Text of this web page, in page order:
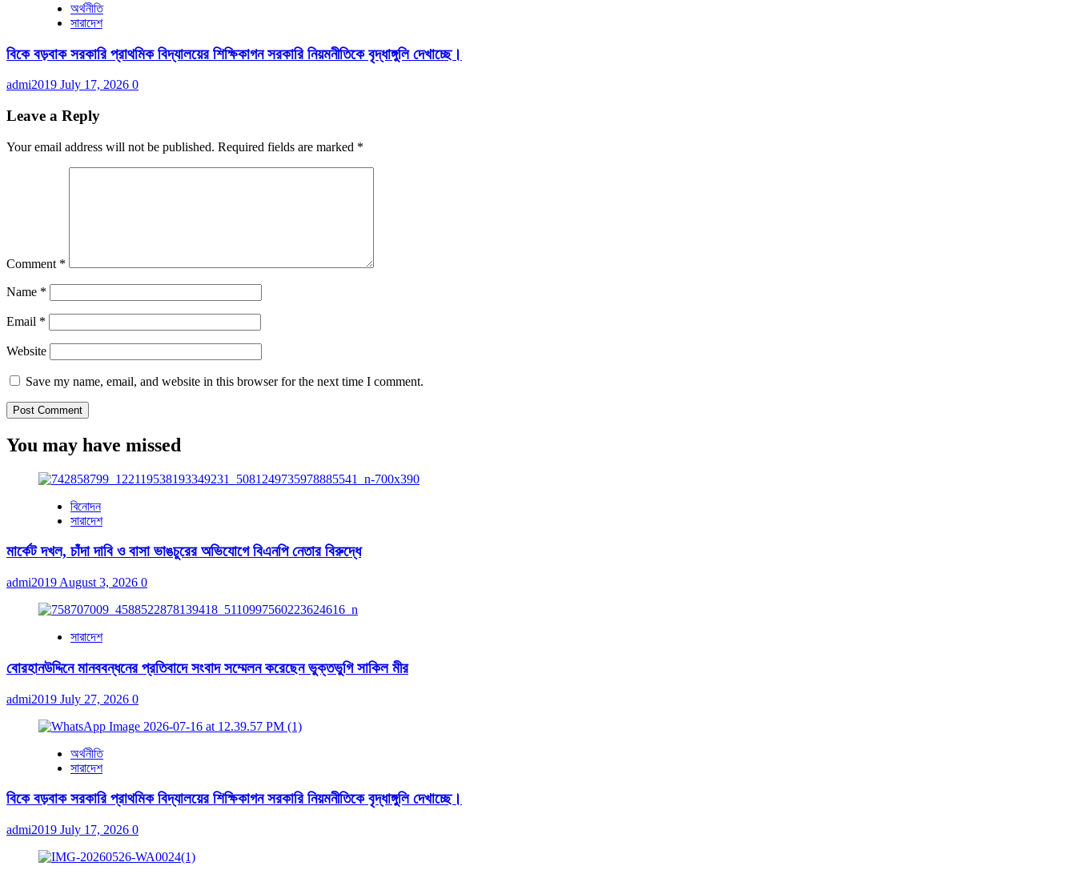
অর্থনীতি
সারাদেশ
বিকে বড়বাক সরকারি প্রাথমিক বিদ্যালয়ের শিক্ষিকাগন সরকারি নিয়মনীতিকে বৃদ্ধাঙ্গুলি দেখাচ্ছে।
admi2019 July 17, 2026 0
Leave a Reply
Your email address will not be published. Required fields are marked *
Comment *
Name *
Email *
Website
Save my name, email, and website in this browser for the next time I comment.
You may have missed
বিনোদন
সারাদেশ
মার্কেট দখল, চাঁদা দাবি ও বাসা ভাঙচুরের অভিযোগে বিএনপি নেতার বিরুদ্ধে
admi2019 August 3, 2026 0
সারাদেশ
বোরহানউদ্দিনে মানববন্ধনের প্রতিবাদে সংবাদ সম্মেলন করেছেন ভুক্তভুগি সাকিল মীর
admi2019 July 27, 2026 0
অর্থনীতি
সারাদেশ
বিকে বড়বাক সরকারি প্রাথমিক বিদ্যালয়ের শিক্ষিকাগন সরকারি নিয়মনীতিকে বৃদ্ধাঙ্গুলি দেখাচ্ছে।
admi2019 July 17, 2026 0